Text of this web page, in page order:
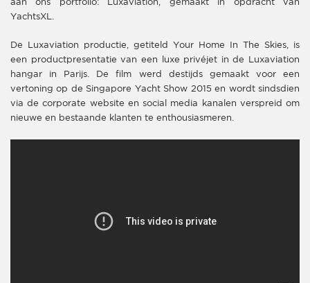
aan ons portfolio: Luxaviation, gemaakt in opdracht van
YachtsXL.
De Luxaviation productie, getiteld Your Home In The Skies, is
een productpresentatie van een luxe privéjet in de Luxaviation
hangar in Parijs. De film werd destijds gemaakt voor een
vertoning op de Singapore Yacht Show 2015 en wordt sindsdien
via de corporate website en social media kanalen verspreid om
nieuwe en bestaande klanten te enthousiasmeren.